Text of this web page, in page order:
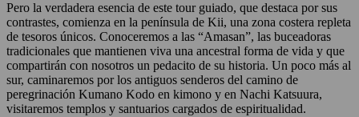
Pero la verdadera esencia de este tour guiado, que destaca por sus
contrastes, comienza en la península de Kii, una zona costera repleta
de tesoros únicos. Conoceremos a las “Amasan”, las buceadoras
tradicionales que mantienen viva una ancestral forma de vida y que
compartirán con nosotros un pedacito de su historia. Un poco más al
sur, caminaremos por los antiguos senderos del camino de
peregrinación Kumano Kodo en kimono y en Nachi Katsuura,
visitaremos templos y santuarios cargados de espiritualidad.